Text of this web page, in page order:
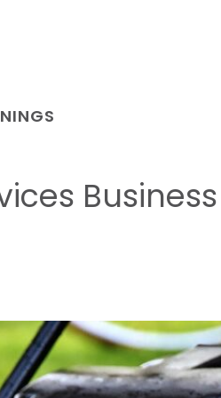
Business